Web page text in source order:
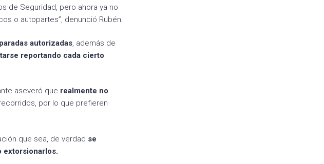
de Seguridad, pero ahora ya no
o autopartes”, denunció Rubén.
autorizadas , además de
reportando cada cierto
aseveró que realmente no
por lo que prefieren
que sea, de verdad se
extorsionarlos.